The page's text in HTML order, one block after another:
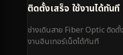
ติดตั้งเสร็จ ใช้งานได้ทันที
ช่างเดินสาย Fiber Optic ติด
งานอินเทอร์เน็ตได้ทันที